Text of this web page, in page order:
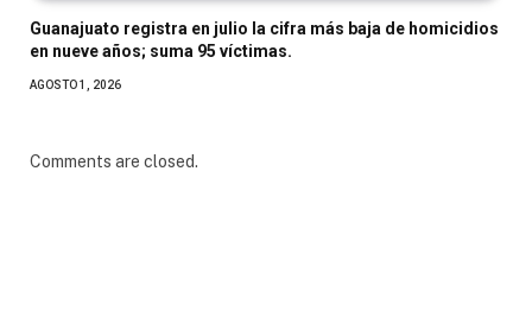
Guanajuato registra en julio la cifra más baja de homicidios
en nueve años; suma 95 víctimas.
AGOSTO 1, 2026
Comments are closed.